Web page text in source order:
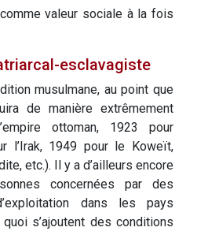
valeur sociale à la fois
esclavagiste
musulmane, au point que
de manière extrêmement
ottoman, 1923 pour
l’Irak, 1949 pour le Koweït,
etc.). Il y a d’ailleurs encore
concernées par des
dans les pays
s’ajoutent des conditions